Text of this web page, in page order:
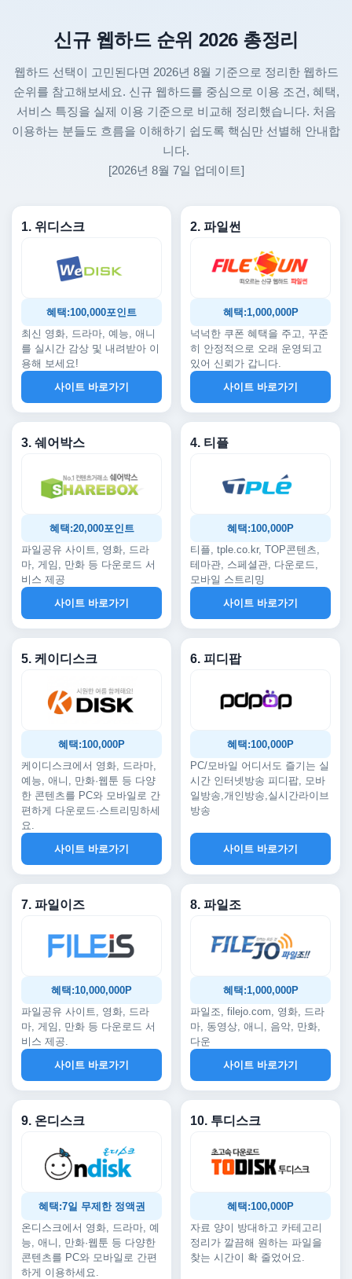
신규 웹하드 순위 2026 총정리
웹하드 선택이 고민된다면 2026년 8월 기준으로 정리한 웹하드
순위를 참고해보세요. 신규 웹하드를 중심으로 이용 조건, 혜택,
서비스 특징을 실제 이용 기준으로 비교해 정리했습니다. 처음
이용하는 분들도 흐름을 이해하기 쉽도록 핵심만 선별해 안내합
니다.
[2026년 8월 7일 업데이트]
1. 위디스크
혜택:100,000포인트
최신 영화, 드라마, 예능, 애니
를 실시간 감상 및 내려받아 이
용해 보세요!
사이트 바로가기
2. 파일썬
혜택:1,000,000P
넉넉한 쿠폰 혜택을 주고, 꾸준
히 안정적으로 오래 운영되고
있어 신뢰가 갑니다.
사이트 바로가기
3. 쉐어박스
혜택:20,000포인트
파일공유 사이트, 영화, 드라
마, 게임, 만화 등 다운로드 서
비스 제공
사이트 바로가기
4. 티플
혜택:100,000P
티플, tple.co.kr, TOP콘텐츠,
테마관, 스페셜관, 다운로드,
모바일 스트리밍
사이트 바로가기
5. 케이디스크
혜택:100,000P
케이디스크에서 영화, 드라마,
예능, 애니, 만화·웹툰 등 다양
한 콘텐츠를 PC와 모바일로 간
편하게 다운로드·스트리밍하세
요.
사이트 바로가기
6. 피디팝
혜택:100,000P
PC/모바일 어디서도 즐기는 실
시간 인터넷방송 피디팝, 모바
일방송,개인방송,실시간라이브
방송
사이트 바로가기
7. 파일이즈
혜택:10,000,000P
파일공유 사이트, 영화, 드라
마, 게임, 만화 등 다운로드 서
비스 제공.
사이트 바로가기
8. 파일조
혜택:1,000,000P
파일조, filejo.com, 영화, 드라
마, 동영상, 애니, 음악, 만화,
다운
사이트 바로가기
9. 온디스크
혜택:7일 무제한 정액권
온디스크에서 영화, 드라마, 예
능, 애니, 만화·웹툰 등 다양한
콘텐츠를 PC와 모바일로 간편
하게 이용하세요.
10. 투디스크
혜택:100,000P
자료 양이 방대하고 카테고리
정리가 깔끔해 원하는 파일을
찾는 시간이 확 줄었어요.